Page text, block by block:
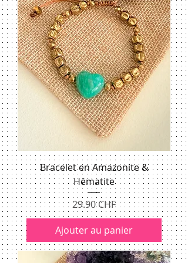
Bracelet en Amazonite &
Hématite
Prix
29.90 CHF
Ajouter au panier